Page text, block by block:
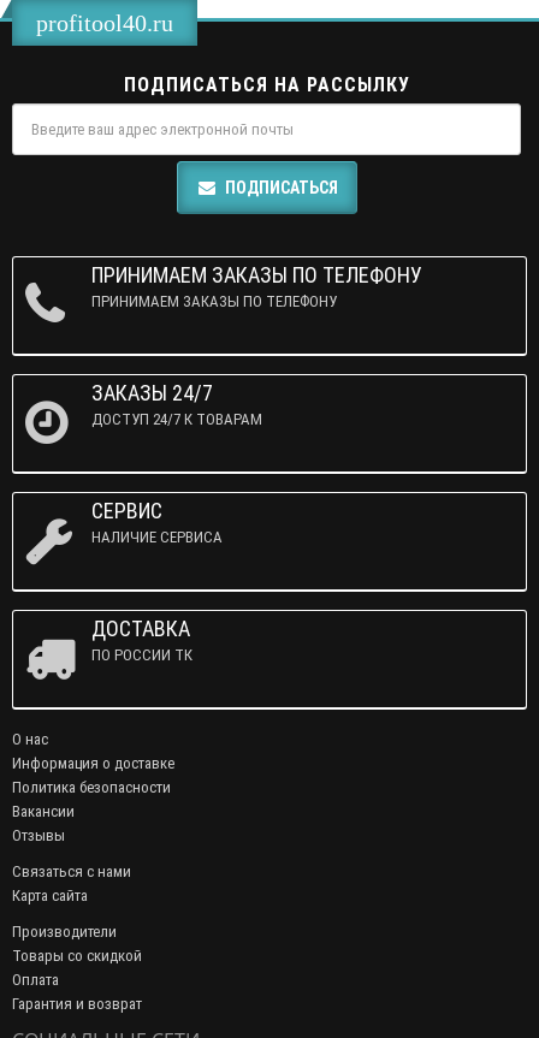
profitool40.ru
ПОДПИСАТЬСЯ НА РАССЫЛКУ
ПОДПИСАТЬСЯ
ПРИНИМАЕМ ЗАКАЗЫ ПО ТЕЛЕФОНУ
ПРИНИМАЕМ ЗАКАЗЫ ПО ТЕЛЕФОНУ
ЗАКАЗЫ 24/7
ДОСТУП 24/7 К ТОВАРАМ
СЕРВИС
НАЛИЧИЕ СЕРВИСА
ДОСТАВКА
ПО РОССИИ ТК
О нас
Информация о доставке
Политика безопасности
Вакансии
Отзывы
Связаться с нами
Карта сайта
Производители
Товары со скидкой
Оплата
Гарантия и возврат